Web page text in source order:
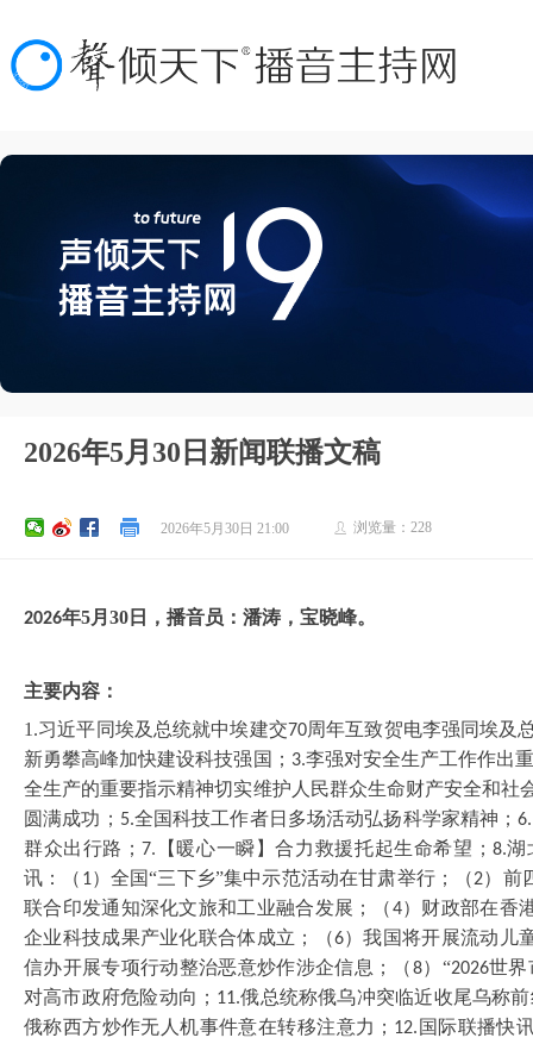
2026年5月30日新闻联播文稿
2026年5月30日 21:00 ꄑ 浏览量： 228
2026年5月 30 日，播音员： 潘涛 ， 宝晓峰。
主要内容：
1.习近平同埃及总统就中埃建交70周年互致贺电李强同埃及
新勇攀高峰加快建设科技强国； 3.李强对安全生产工作作出
全生产的重要指示精神切实维护人民群众生命财产安全和社
圆满成功； 5.全国科技工作者日多场活动弘扬科学家精神；6.
群众出行路；7. 【暖心一瞬】合力救援托起生命希望； 8.湖
讯：（ 1）全国“三下乡”集中示范活动在甘肃举行；（2）前
联合印发通知深化文旅和工业融合发展；（4）财政部在香
企业科技成果产业化联合体成立；（6）我国将开展流动儿
信办开展专项行动整治恶意炒作涉企信息；（8）“2026世界
对高市政府危险动向； 11.俄总统称俄乌冲突临近收尾乌称
俄称西方炒作无人机事件意在转移注意力； 12. 国际联播快